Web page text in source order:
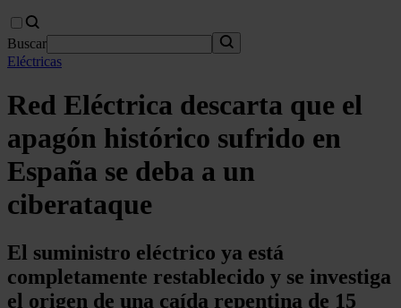
Buscar
Eléctricas
Red Eléctrica descarta que el
apagón histórico sufrido en
España se deba a un
ciberataque
El suministro eléctrico ya está
completamente restablecido y se investiga
el origen de una caída repentina de 15